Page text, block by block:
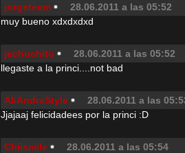
jorgeteam
28.06.2011 a las 05:52
muy bueno xdxdxdxd
jechuchito
28.06.2011 a las 05:52
llegaste a la princi....not bad
AliAndraStyle
28.06.2011 a las
Jjajaaj felicidadees por la princi :D
Chiismile
28.06.2011 a las 05:54